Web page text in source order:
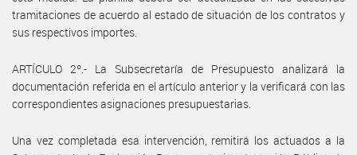
tramitaciones de acuerdo al estado de situación de los contratos y
sus respectivos importes.
ARTÍCULO 2º.- La Subsecretaría de Presupuesto analizará la
documentación referida en el artículo anterior y la verificará con las
correspondientes asignaciones presupuestarias.
Una vez completada esa intervención, remitirá los actuados a la